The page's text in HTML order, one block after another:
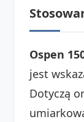
Ospen
jest
Dotyczą